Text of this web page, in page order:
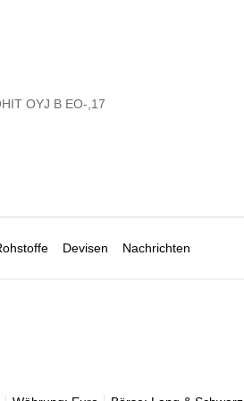
OYJ B EO-,17
Devisen Nachrichten